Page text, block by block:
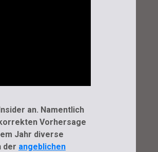
an. Namentlich
Vorhersage
Jahr diverse
der angeblichen